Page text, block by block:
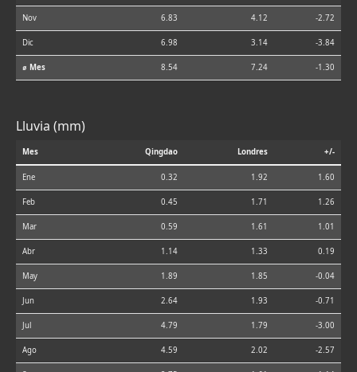
Nov 6.83 4.12 -2.72
Dic 6.98 3.14 -3.84
⌀ Mes 8.54 7.24 -1.30
Lluvia (mm)
Mes Qingdao Londres +/-
Ene 0.32 1.92 1.60
Feb 0.45 1.71 1.26
Mar 0.59 1.61 1.01
Abr 1.14 1.33 0.19
May 1.89 1.85 -0.04
Jun 2.64 1.93 -0.71
Jul 4.79 1.79 -3.00
Ago 4.59 2.02 -2.57